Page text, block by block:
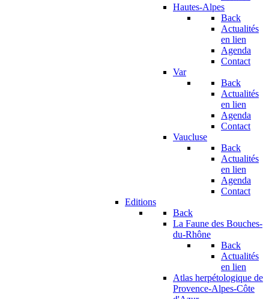
Hautes-Alpes
Back
Actualités
en lien
Agenda
Contact
Var
Back
Actualités
en lien
Agenda
Contact
Vaucluse
Back
Actualités
en lien
Agenda
Contact
Editions
Back
La Faune des Bouches-
du-Rhône
Back
Actualités
en lien
Atlas herpétologique de
Provence-Alpes-Côte